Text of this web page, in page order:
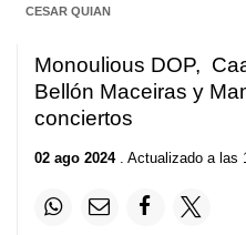
CESAR QUIAN
Monoulious DOP,
Bellón Maceiras y
conciertos
02 ago 2024. Actualizado a las